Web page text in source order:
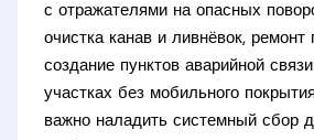
с отражателями на опасных
очистка канав и ливнёвок, ремонт
создание пунктов аварийной
участках без мобильного
важно наладить системный сбор